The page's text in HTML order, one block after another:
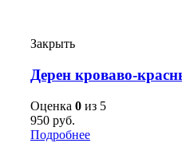
Закрыть
Дерен кроваво-
Оценка 0 из 5
950 руб.
Подробнее